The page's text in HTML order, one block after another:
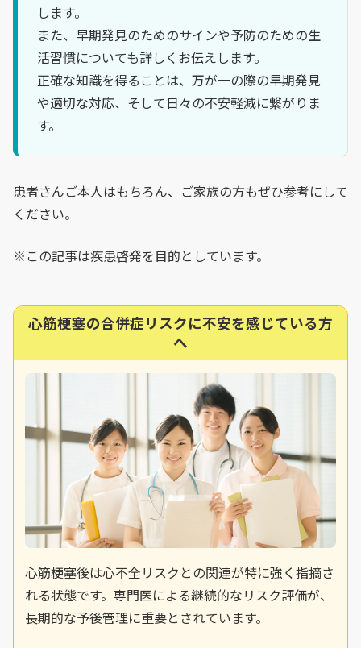
します。
また、早期発見のためのサインや予防のための生
活習慣についても詳しくお伝えします。
正確な知識を得ることは、万が一の際の早期発見
や適切な対応、そして日々の不安軽減に繋がりま
す。
患者さんご本人はもちろん、ご家族の方もぜひ参考にして
ください。
※この記事は疾患啓発を目的としています。
心筋梗塞の合併症リスクに不安を感じている方
へ
心筋梗塞後は心不全リスクとの関連が特に強く指摘さ
れる状態です。専門医による継続的なリスク評価が、
長期的な予後管理に重要とされています。